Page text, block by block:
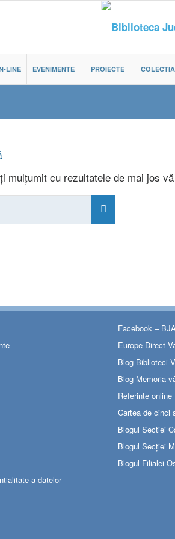
LINE EVENIMENTE PROIECTE
mulțumit cu rezultatele de mai jos
a datelor
Facebook –
Europe Direct
Blog Biblioteci
Blog Memoria
Referinte online
Cartea de cinci
Blogul Sectiei
Blogul Secției
Blogul Filialei